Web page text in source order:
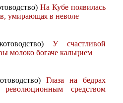
На Кубе появилась
умирающая в неволе
У счастливой
молоко богаче кальцием
Глаза на бедрах
революционным средством